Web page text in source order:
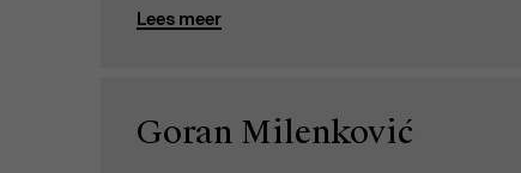
Lees meer
Goran Milenković